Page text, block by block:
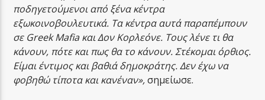
ποδηγετούμενοι από ξένα κέντρα
εξωκοινοβουλευτικά. Τα κέντρα αυτά παραπέμπουν
σε Greek Mafia και Δον Κορλεόνε. Τους λένε τι θα
κάνουν, πότε και πως θα το κάνουν. Στέκομαι όρθιος.
Είμαι έντιμος και βαθιά δημοκράτης. Δεν έχω να
φοβηθώ τίποτα και κανέναν»,σημείωσε.